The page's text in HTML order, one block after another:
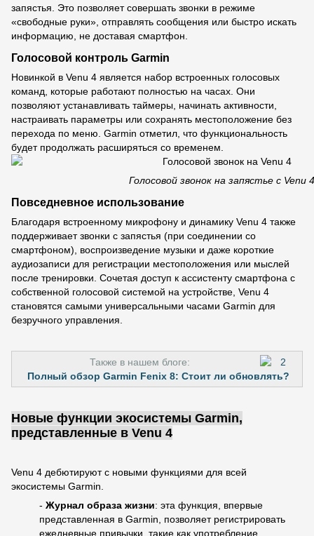
запястья. Это позволяет совершать звонки в режиме
«свободные руки», отправлять сообщения или быстро искать
информацию, не доставая смартфон.
Голосовой контроль Garmin
Новинкой в Venu 4 является набор встроенных голосовых
команд, которые работают полностью на часах. Они
позволяют устанавливать таймеры, начинать активности,
настраивать параметры или сохранять местоположение без
перехода по меню. Garmin отметил, что функциональность
будет продолжать расширяться со временем.
Голосовой звонок на запястье с Venu 4
Повседневное использование
Благодаря встроенному микрофону и динамику Venu 4 также
поддерживает звонки с запястья (при соединении со
смартфоном), воспроизведение музыки и даже короткие
аудиозаписи для регистрации местоположения или мыслей
после тренировки. Сочетая доступ к ассистенту смартфона с
собственной голосовой системой на устройстве, Venu 4
становятся самыми универсальными часами Garmin для
безручного управления.
Также в нашем блоге:
Полный обзор Garmin Fenix 8: Стоит ли обновлять?
Новые функции экосистемы Garmin,
представленные в Venu 4
Venu 4 дебютируют с новыми функциями для всей
экосистемы Garmin.
- Журнал образа жизни: эта функция, впервые
представленная в Garmin, позволяет регистрировать
ежедневные привычки, такие как употребление